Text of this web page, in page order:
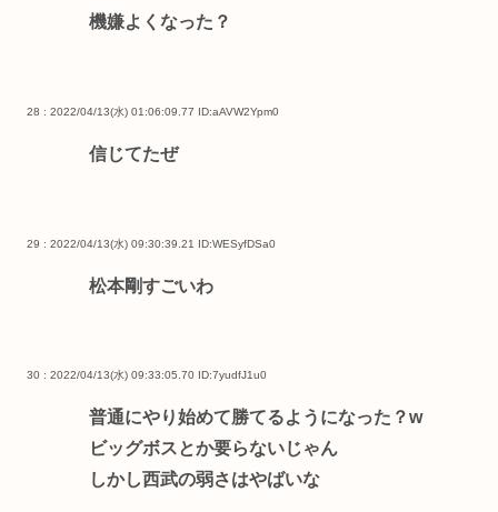
機嫌よくなった？
28 : 2022/04/13(水) 01:06:09.77 ID:aAVW2Ypm0
信じてたぜ
29 : 2022/04/13(水) 09:30:39.21 ID:WESyfDSa0
松本剛すごいわ
30 : 2022/04/13(水) 09:33:05.70 ID:7yudfJ1u0
普通にやり始めて勝てるようになった？w
ビッグボスとか要らないじゃん
しかし西武の弱さはやばいな